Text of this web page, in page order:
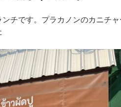
チです。プラカノンのカニチャ